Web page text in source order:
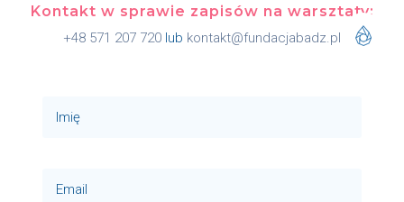
Kontakt w sprawie zapisów na warsztaty:
+48 571 207 720 lub kontakt@fundacjabadz.pl